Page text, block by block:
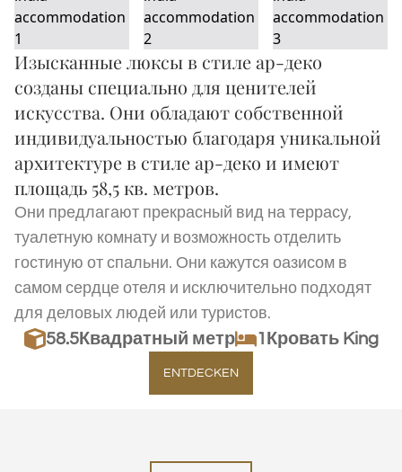
Изысканные люксы в стиле ар-деко
созданы специально для ценителей
искусства. Они обладают собственной
индивидуальностью благодаря уникальной
архитектуре в стиле ар-деко и имеют
площадь 58,5 кв. метров.
Они предлагают прекрасный вид на террасу,
туалетную комнату и возможность отделить
гостиную от спальни. Они кажутся оазисом в
самом сердце отеля и исключительно подходят
для деловых людей или туристов.
58.5Квадратный метр 1Кровать King
ENTDECKEN